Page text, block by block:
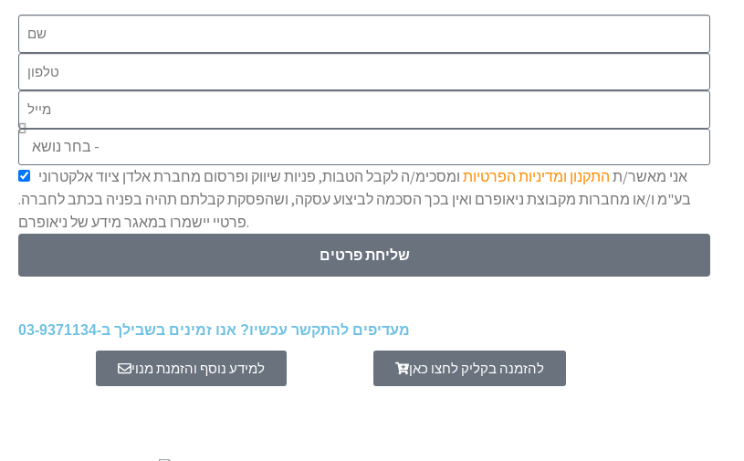
אני מאשר/ת התקנון ומדיניות הפרטיותומסכימ/ה לקבל הטבות, פניות שיווק ופרסום מחברת אלדן ציוד אלקטרוני
בע"מ ו/או מחברות מקבוצת ניאופרם ואין בכך הסכמה לביצוע עסקה, ושהפסקת קבלתם תהיה בפניה בכתב לחברה.
פרטיי יישמרו במאגר מידע של ניאופרם.
שליחת פרטים
מעדיפים להתקשר עכשיו? אנו זמינים בשבילך ב-03-9371134
למידע נוסף והזמנת מנוי להזמנה בקליק לחצו כאן